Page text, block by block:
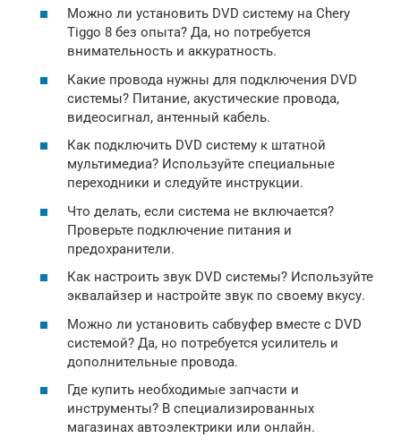
Можно ли установить DVD систему на Chery
Tiggo 8 без опыта? Да, но потребуется
внимательность и аккуратность.
Какие провода нужны для подключения DVD
системы? Питание, акустические провода,
видеосигнал, антенный кабель.
Как подключить DVD систему к штатной
мультимедиа? Используйте специальные
переходники и следуйте инструкции.
Что делать, если система не включается?
Проверьте подключение питания и
предохранители.
Как настроить звук DVD системы? Используйте
эквалайзер и настройте звук по своему вкусу.
Можно ли установить сабвуфер вместе с DVD
системой? Да, но потребуется усилитель и
дополнительные провода.
Где купить необходимые запчасти и
инструменты? В специализированных
магазинах автоэлектрики или онлайн.